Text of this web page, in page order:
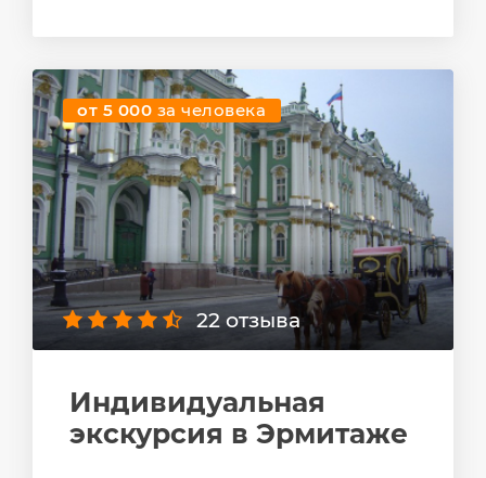
от 5 000 за человека
22 отзыва
Индивидуальная
экскурсия в Эрмитаже